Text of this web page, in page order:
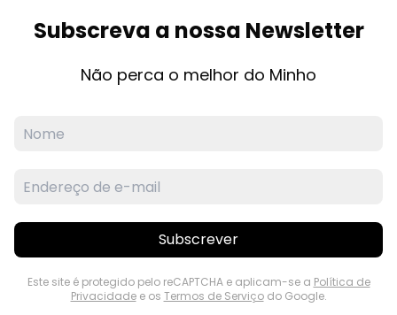
Subscreva a nossa Newsletter
Não perca o melhor do Minho
Subscrever
Este site é protegido pelo reCAPTCHA e aplicam-se a Política de
Privacidadee os Termos de Serviçodo Google.